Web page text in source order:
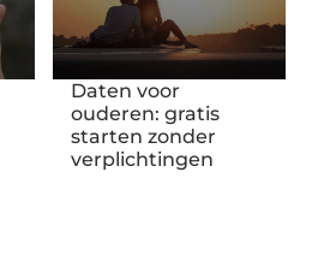
Daten voor
ouderen: gratis
starten zonder
verplichtingen